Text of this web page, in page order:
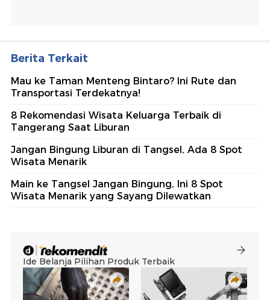
Berita Terkait
Mau ke Taman Menteng Bintaro? Ini Rute dan
Transportasi Terdekatnya!
8 Rekomendasi Wisata Keluarga Terbaik di
Tangerang Saat Liburan
Jangan Bingung Liburan di Tangsel, Ada 8 Spot
Wisata Menarik
Main ke Tangsel Jangan Bingung, Ini 8 Spot
Wisata Menarik yang Sayang Dilewatkan